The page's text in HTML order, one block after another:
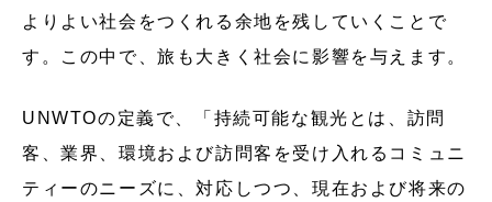
よりよい社会をつくれる余地を残していくことで
す。この中で、旅も大きく社会に影響を与えます。
UNWTOの定義で、「持続可能な観光とは、訪問
客、業界、環境および訪問客を受け入れるコミュニ
ティーのニーズに、対応しつつ、現在および将来の